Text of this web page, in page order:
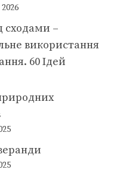
сходами –
використання
60 Ідей